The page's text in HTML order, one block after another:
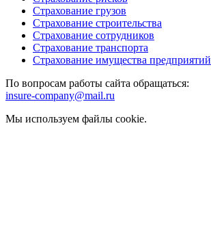
Страхование грузов
Страхование строительства
Страхование сотрудников
Страхование транспорта
Страхование имущества предприятий
По вопросам работы сайта обращаться:
insure-company@mail.ru
Мы используем файлы cookie.